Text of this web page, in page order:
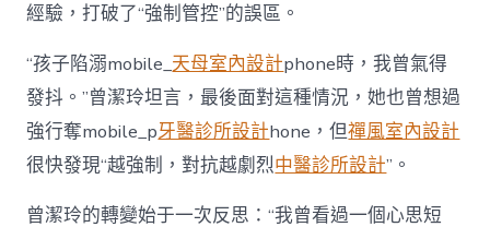
經驗，打破了“強制管控”的誤區。
“孩子陷溺mobile_天母室內設計phone時，我曾氣得
發抖。”曾潔玲坦言，最後面對這種情況，她也曾想過
強行奪mobile_p牙醫診所設計hone，但禪風室內設計
很快發現“越強制，對抗越劇烈中醫診所設計”。
曾潔玲的轉變始于一次反思：“我曾看過一個心思短